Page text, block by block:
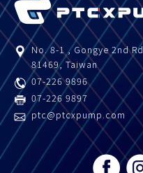
No. 8-1 , Gongye 2nd Rd.
81469,Taiwan
07-226 9896
07-226 9897
ptc@ptcxpump.com